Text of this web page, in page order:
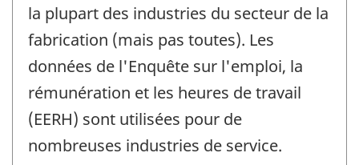
la plupart des industries du secteur de la
fabrication (mais pas toutes). Les
données de l'Enquête sur l'emploi, la
rémunération et les heures de travail
(EERH) sont utilisées pour de
nombreuses industries de service.